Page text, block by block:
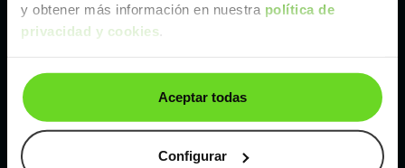
y obtener más información en nuestra política de
privacidad y cookies.
Aceptar todas
Configurar
Zaragoza
Ver Toyota Auris de segunda mano y ocasión
Toyota Auris de segunda mano y ocasión